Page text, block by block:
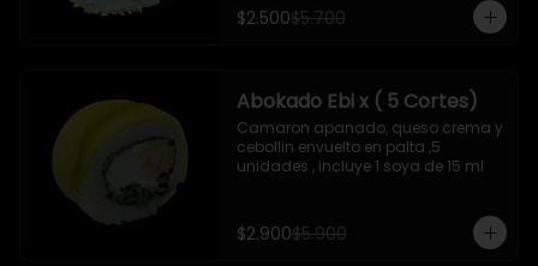
$2.500$5.700
Abokado Ebi x ( 5 Cortes)
Camaron apanado, queso crema y
cebollin envuelto en palta ,5
unidades , incluye 1 soya de 15 ml
$2.900$5.900